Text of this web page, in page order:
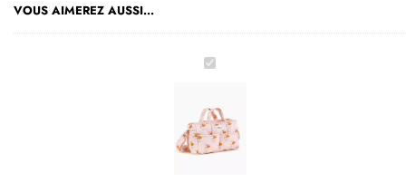
VOUS AIMEREZ AUSSI...
Sac
à
Sweet
deer